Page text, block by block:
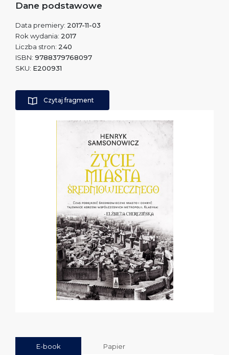
Dane podstawowe
Data premiery: 2017-11-03
Rok wydania: 2017
Liczba stron: 240
ISBN: 9788379768097
SKU: E200931
Czytaj fragment
E-book Papier